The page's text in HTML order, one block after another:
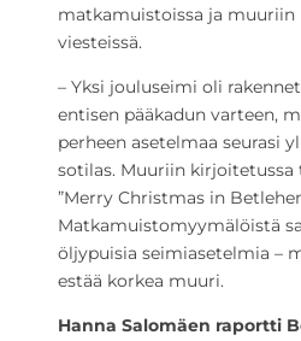
matkamuistoissa ja muuriin
viesteissä.
– Yksi jouluseimi oli
entisen pääkadun varteen,
perheen asetelmaa seurasi
sotilas. Muuriin
”Merry Christmas in
Matkamuistomyymälöistä
öljypuisia seimiasetelmia –
estää korkea muuri.
Hanna Salomäen raportti